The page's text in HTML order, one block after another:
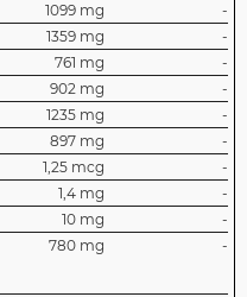
1099 mg
-
1359 mg
-
761 mg
-
902 mg
-
1235 mg
-
897 mg
-
1,25 mcg
-
1,4 mg
-
10 mg
-
780 mg -